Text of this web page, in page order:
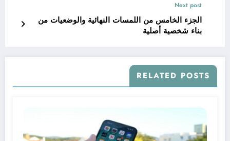
Next post
الجزء الخامس من اللمسات النهائية والوضعيات من
بناء شخصية أصلية
RELATED POSTS